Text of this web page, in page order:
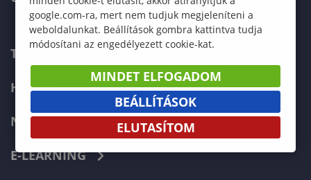
TELEFONKÖNYV
HIBABEJELENTÉS
NEPTUN
E-LEARNING
google.com-ra, mert nem tudjuk megjeleníteni a
weboldalunkat. Beállítások gombra kattintva tudja
módosítani az engedélyezett cookie-kat.
MINDET ELFOGADOM
BEÁLLÍTÁSOK
ELUTASÍTOM